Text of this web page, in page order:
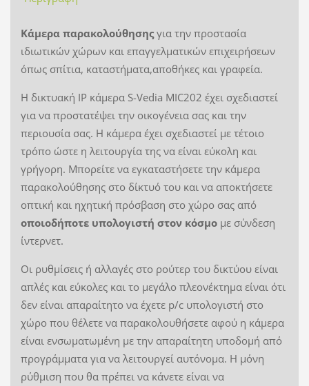
Κάμερα παρακολούθησηςγια την προστασία
ιδιωτικών χώρων και επαγγελματικών επιχειρήσεων
όπως σπίτια, καταστήματα,αποθήκες και γραφεία.
Η δικτυακή IP κάμερα S-Vedia MIC202 έχει σχεδιαστεί
για να προστατέψει την οικογένεια σας και την
περιουσία σας. Η κάμερα έχει σχεδιαστεί με τέτοιο
τρόπο ώστε η λειτουργία της να είναι εύκολη και
γρήγορη. Μπορείτε να εγκαταστήσετε την κάμερα
παρακολούθησης στο δίκτυό του και να αποκτήσετε
οπτική και ηχητική πρόσβαση στο χώρο σας από
οποιοδήποτε υπολογιστή στον κόσμομε σύνδεση
ίντερνετ.
Οι ρυθμίσεις ή αλλαγές στο ρούτερ του δικτύου είναι
απλές και εύκολες και το μεγάλο πλεονέκτημα είναι ότι
δεν είναι απαραίτητο να έχετε p/c υπολογιστή στο
χώρο που θέλετε να παρακολουθήσετε αφού η κάμερα
είναι ενσωματωμένη με την απαραίτητη υποδομή από
προγράμματα για να λειτουργεί αυτόνομα. Η μόνη
ρύθμιση που θα πρέπει να κάνετε είναι να